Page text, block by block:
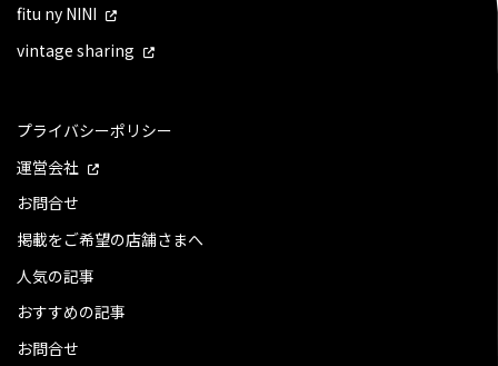
fitu ny NINI
vintage sharing
プライバシーポリシー
運営会社
お問合せ
掲載をご希望の店舗さまへ
人気の記事
おすすめの記事
お問合せ